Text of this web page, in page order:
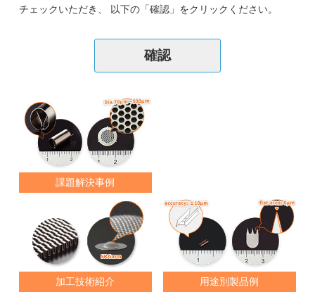
チェックいただき、 以下の「確認」をクリックください。
課題解決事例
加工技術紹介 用途別製品例